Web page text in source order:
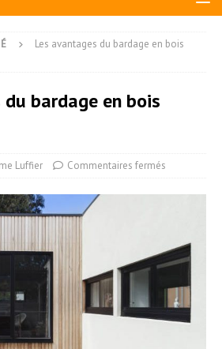
Les avantages du bardage en bois
bardage en bois
Luffier Commentaires fermés